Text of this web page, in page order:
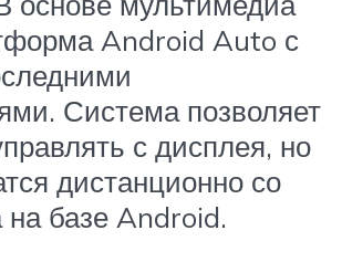
Android Auto с
Система позволяет
с дисплея, но
дистанционно со
базе Android.